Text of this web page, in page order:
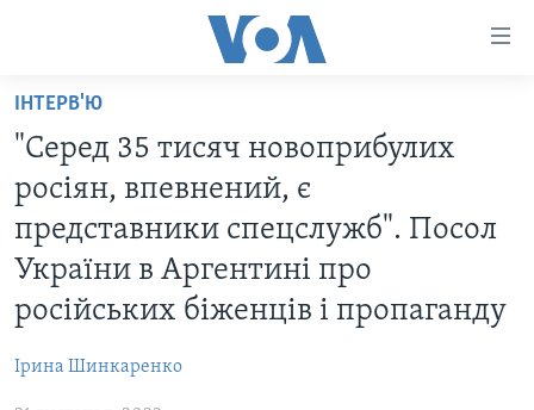
Перейти
матеріалу
Перейти
до
меню
сторінки
Перейти
до
Пошуку
ГОЛОВНА
АКТУАЛЬНО
УКРАЇНА
АНАЛІТИКА
ПОЛІТИКА В США
АДМІНІСТРАЦІЯ ПРЕЗИДЕНТА ТРАМПА: ПЕРШІ 100
ДНІВ
УКРАЇНЦІ В АМЕРИЦІ
ІНТЕРВ'Ю
"Серед 35 тисяч новоприбулих
росіян, впевнений, є
представники спецслужб". Посол
України в Аргентині про
російських біженців і пропаганду
Ірина Шинкаренко